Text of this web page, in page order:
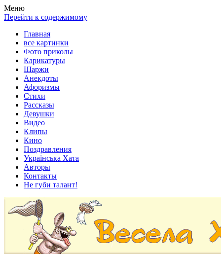
Весела хата — прикольные картинки, смешные истории,
клипы!
Покажем всем ваши фото приколы, карикатуры, шаржи, стихи,
рассказы, видео и песни!
Меню
Перейти к содержимому
Главная
все картинки
Фото приколы
Карикатуры
Шаржи
Анекдоты
Афоризмы
Стихи
Рассказы
Девушки
Видео
Клипы
Кино
Поздравления
Українська Хата
Авторы
Контакты
Не губи талант!